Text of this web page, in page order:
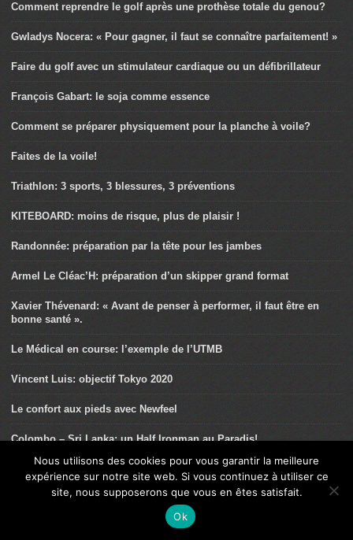
Comment reprendre le golf après une prothèse totale du genou?
Gwladys Nocera: « Pour gagner, il faut se connaître parfaitement! »
Faire du golf avec un stimulateur cardiaque ou un défibrillateur
François Gabart: le soja comme essence
Comment se préparer physiquement pour la planche à voile?
Faites de la voile!
Triathlon: 3 sports, 3 blessures, 3 préventions
KITEBOARD: moins de risque, plus de plaisir !
Randonnée: préparation par la tête pour les jambes
Armel Le Cléac’H: préparation d’un skipper grand format
Xavier Thévenard: « Avant de penser à performer, il faut être en
bonne santé ».
Le Médical en course: l’exemple de l’UTMB
Vincent Luis: objectif Tokyo 2020
Le confort aux pieds avec Newfeel
Colombo – Sri Lanka: un Half Ironman au Paradis!
Pierre Frolla: « Je m’entraîne comme un triathlète ».
Triathlon: en finir avec les douleurs digestives
Les femmes sont-elles plus endurantes que les hommes?
Nous utilisons des cookies pour vous garantir la meilleure
expérience sur notre site web. Si vous continuez à utiliser ce
site, nous supposerons que vous en êtes satisfait.
Ok